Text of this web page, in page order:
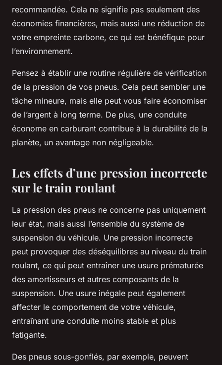
recommandée. Cela ne signifie pas seulement des
économies financières, mais aussi une réduction de
votre empreinte carbone, ce qui est bénéfique pour
l’environnement.
Pensez à établir une routine régulière de vérification
de la pression de vos pneus. Cela peut sembler une
tâche mineure, mais elle peut vous faire économiser
de l’argent à long terme. De plus, une conduite
économe en carburant contribue à la durabilité de la
planète, un avantage non négligeable.
Les effets d’une pression incorrecte
sur le train roulant
La pression des pneus ne concerne pas uniquement
leur état, mais aussi l’ensemble du système de
suspension du véhicule. Une pression incorrecte
peut provoquer des déséquilibres au niveau du train
roulant, ce qui peut entraîner une usure prématurée
des amortisseurs et autres composants de la
suspension. Une usure inégale peut également
affecter le comportement de votre véhicule,
entraînant une conduite moins stable et plus
fatigante.
Des pneus sous-gonflés, par exemple, peuvent